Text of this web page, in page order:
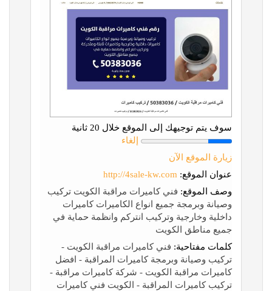
سوف يتم توجيهك إلى الموقع خلال 20 ثانية
إلغاء
زيارة الموقع الآن
عنوان الموقع: http://4sale-kw.com
وصف الموقع: فني كاميرات مراقبة الكويت تركيب
وصيانة وبرمجة جميع انواع الكاميرات كاميرات
داخلية وخارجية وتركيب انتركم وانظمة حماية في
جميع مناطق الكويت
كلمات مفتاحية: فني كاميرات مراقبة الكويت -
تركيب وصيانة وبرمجة كاميرات المراقبة - افضل
كاميرات مراقبة الكويت - شركة كاميرات مراقبة -
تركيب كاميرات المراقبة - الكويت فني كاميرات